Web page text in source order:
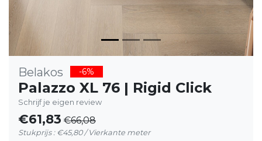
Belakos -6%
Palazzo XL 76 | Rigid Click
Schrijf je eigen review
€61,83 €66,08
Stukprijs : €45,80 / Vierkante meter